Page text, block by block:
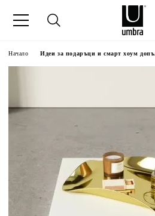
Начало Идеи за подаръци и смарт хоум